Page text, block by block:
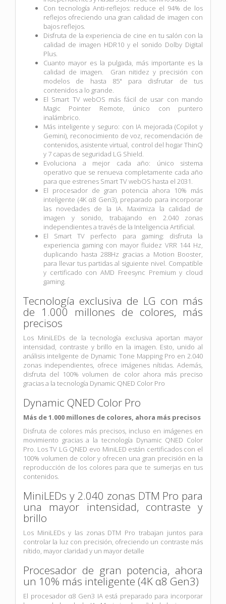
Con tecnología Anti-reflejos: reduce el 94% de los
reflejos ofreciendo una gran calidad de imagen con
bajos reflejos.
Disfruta de la experiencia de cine en tu salón con la
calidad de imagen HDR10 y el sonido Dolby Digital
Plus.
Cuanto mayor es la pulgada, más importante es la
calidad de imagen. Gran nitidez y precisión con
modelos de hasta 85" para disfrutar de tus
contenidos a lo grande.
El Smart TV webOS más fácil de usar con mando
Magic Pointer Remote, único con puntero
inalámbrico.
Más inteligente y seguro: con IA mejorada (Copilot y
Gemini), reconocimiento de voz, recomendación de
contenidos, asistente virtual, control del hogar ThinQ
y 7 capas de seguridad LG Shield.
Evoluciona a mejor cada año: único sistema
operativo que se renueva completamente cada año
para que estrenes Smart TV webOS hasta el 2031.
El procesador de gran potencia ahora 10% más
inteligente (4K α8 Gen3), preparado para incorporar
las novedades de la IA. Maximiza la calidad de
imagen y sonido, trabajando en 2.040 zonas
independientes a través de la Inteligencia Artificial.
El Smart TV perfecto para gaming: disfruta la
experiencia gaming con mayor fluidez VRR 144 Hz,
duplicando hasta 288Hz gracias a Motion Booster,
para llevar tus partidas al siguiente nivel. Compatible
y certificado con AMD Freesync Premium y cloud
gaming.
Tecnología exclusiva de LG con más
de 1.000 millones de colores, más
precisos
Los MiniLEDs de la tecnología exclusiva aportan mayor
intensidad, contraste y brillo en la imagen. Esto, unido al
análisis inteligente de Dynamic Tone Mapping Pro en 2.040
zonas independientes, ofrece imágenes nítidas. Además,
disfruta del 100% volumen de color ahora más preciso
gracias a la tecnología Dynamic QNED Color Pro
Dynamic QNED Color Pro
Más de 1.000 millones de colores, ahora más precisos
Disfruta de colores más precisos, incluso en imágenes en
movimiento gracias a la tecnología Dynamic QNED Color
Pro. Los TV LG QNED evo MiniLED están certificados con el
100% volumen de color y ofrecen una gran precisión en la
reproducción de los colores para que te sumerjas en tus
contenidos.
MiniLEDs y 2.040 zonas DTM Pro para
una mayor intensidad, contraste y
brillo
Los MiniLEDs y las zonas DTM Pro trabajan juntos para
controlar la luz con precisión, ofreciendo un contraste más
nítido, mayor claridad y un mayor detalle
Procesador de gran potencia, ahora
un 10% más inteligente (4K α8 Gen3)
El procesador α8 Gen3 IA está preparado para incorporar